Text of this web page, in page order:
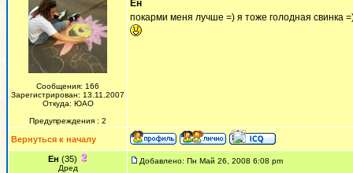
Сообщения: 166
Зарегистрирован: 13.11.2007
Откуда: ЮАО
Предупреждения : 2
Ен
покарми меня лучше =) я тоже голодная свинка
Вернуться к началу
Ен (35)
Дред
Добавлено: Пн Май 26, 2008 6:08 pm